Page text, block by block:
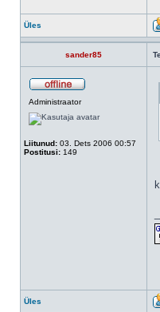
Üles
sander85
Administraator
Liitunud: 03. Dets 2006 00:57
Postitusi: 149
Üles